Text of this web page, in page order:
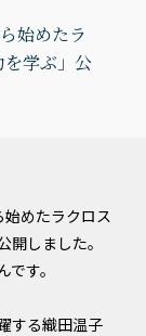
始めたラ
学ぶ」公
めたラクロス
しました。
す。
する織田温子